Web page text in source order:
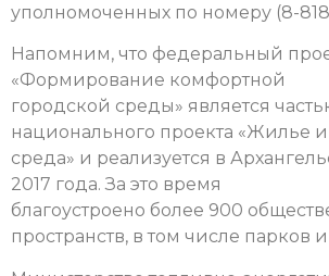
уполномоченных по номеру (8-
Напомним, что федеральный
«Формирование комфортной
городской среды» является
национального проекта «Жилье и
среда» и реализуется в
2017 года. За это время
благоустроено более 900
пространств, в том числе парков